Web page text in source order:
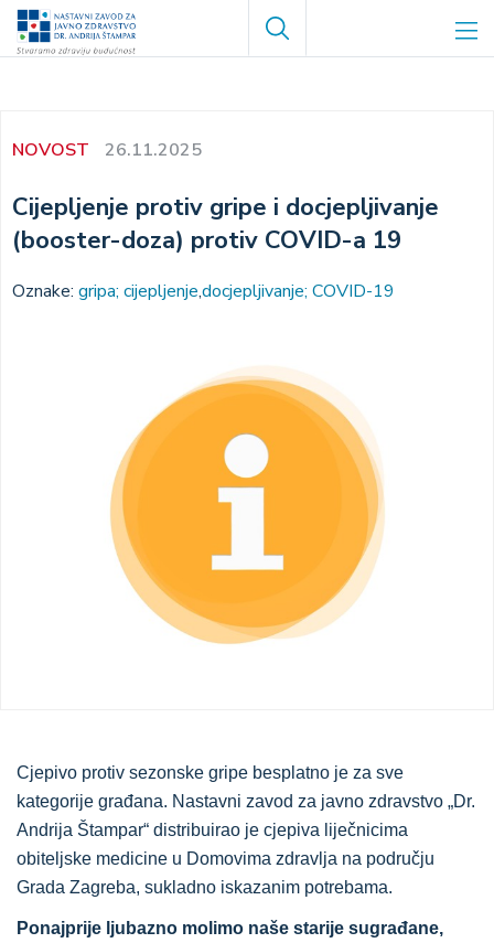
Skoči
Search
NOVOST 26.11.2025
Cijepljenje protiv gripe i docjepljivanje
(booster-doza) protiv COVID-a 19
Oznake: gripa; cijepljenjedocjepljivanje; COVID-19
Cjepivo protiv sezonske gripe besplatno je za sve
kategorije građana. Nastavni zavod za javno zdravstvo „Dr.
Andrija Štampar“ distribuirao je cjepiva liječnicima
obiteljske medicine u Domovima zdravlja na području
Grada Zagreba, sukladno iskazanim potrebama.
Ponajprije ljubazno molimo naše starije sugrađane,